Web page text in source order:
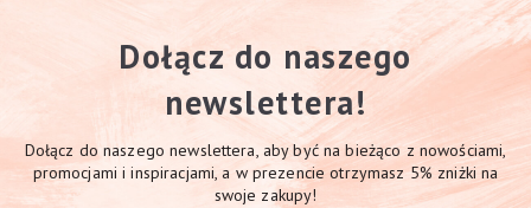
Dołącz do naszego
newslettera!
Dołącz do naszego newslettera, aby być na bieżąco z nowościami,
promocjami i inspiracjami, a w prezencie otrzymasz 5% zniżki na
swoje zakupy!